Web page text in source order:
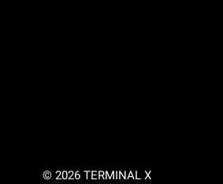
© 2026 TERMINAL X